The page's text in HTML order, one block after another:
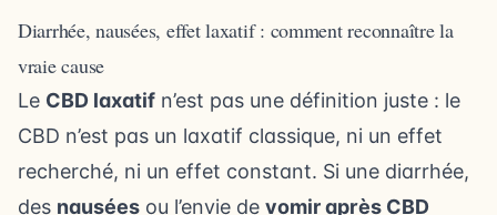
Diarrhée, nausées, effet laxatif : comment reconnaître la
vraie cause
Le CBD laxatif n’est pas une définition juste : le
CBD n’est pas un laxatif classique, ni un effet
recherché, ni un effet constant. Si une diarrhée,
des nausées ou l’envie de vomir après CBD